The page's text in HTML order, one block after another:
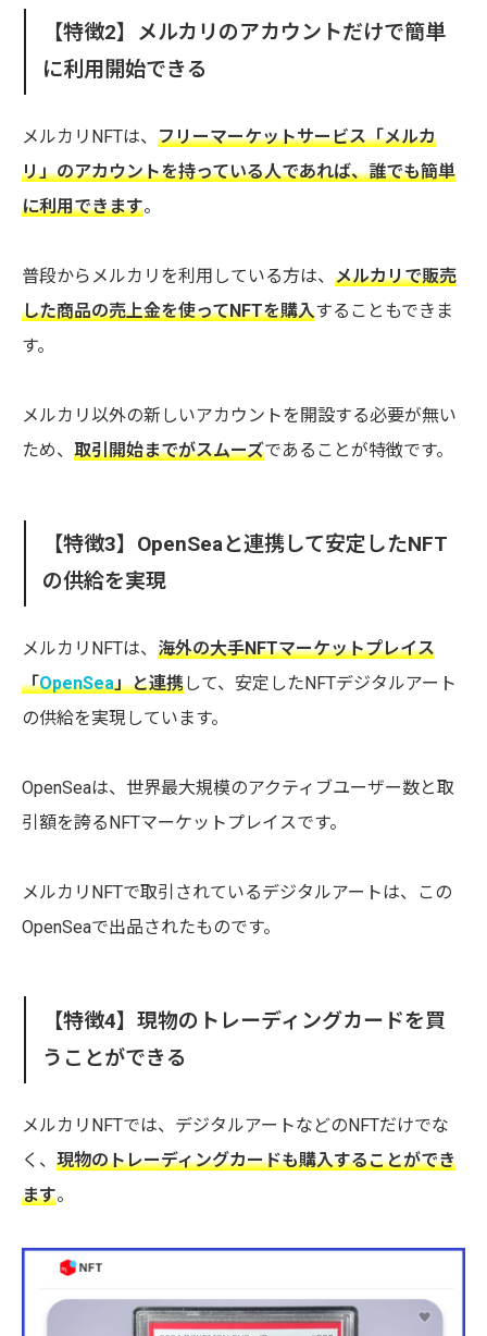
【特徴2】メルカリのアカウントだけで簡単
に利用開始できる
メルカリNFTは、 フリーマーケットサービス「メルカ
リ」のアカウントを持っている人であれば、誰でも簡単
に利用できます。
普段からメルカリを利用している方は、 メルカリで販売
した商品の売上金を使ってNFTを購入することもできま
す。
メルカリ以外の新しいアカウントを開設する必要が無い
ため、 取引開始までがスムーズであることが特徴です。
【特徴3】OpenSeaと連携して安定したNFT
の供給を実現
メルカリNFTは、 海外の大手NFTマーケットプレイス
「OpenSea」と連携して、安定したNFTデジタルアート
の供給を実現しています。
OpenSeaは、世界最大規模のアクティブユーザー数と取
引額を誇るNFTマーケットプレイスです。
メルカリNFTで取引されているデジタルアートは、この
OpenSeaで出品されたものです。
【特徴4】現物のトレーディングカードを買
うことができる
メルカリNFTでは、デジタルアートなどのNFTだけでな
く、 現物のトレーディングカードも購入することができ
ます。